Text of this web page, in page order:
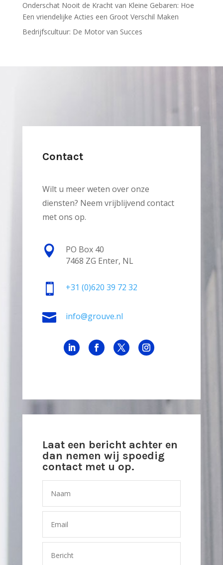
Onderschat Nooit de Kracht van Kleine Gebaren: Hoe
Een vriendelijke Acties een Groot Verschil Maken
Bedrijfscultuur: De Motor van Succes
Contact
Wilt u meer weten over onze
diensten? Neem vrijblijvend contact
met ons op.

PO Box 40
7468 ZG Enter, NL
 +31 (0)620 39 72 32
 info@grouve.nl
Laat een bericht achter en
dan nemen wij spoedig
contact met u op.